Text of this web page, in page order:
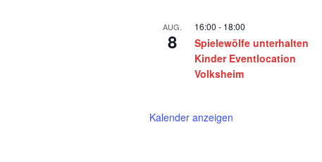
AUG.
8
16:00 - 18:00
Spielewölfe unterhalten
Kinder Eventlocation
Volksheim
Kalender anzeigen